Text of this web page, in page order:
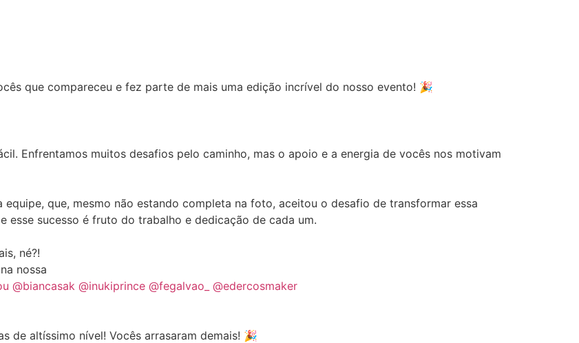
que compareceu e fez parte de mais uma edição incrível do nosso evento! 🎉
Enfrentamos muitos desafios pelo caminho, mas o apoio e a energia de vocês nos motivam
que, mesmo não estando completa na foto, aceitou o desafio de transformar essa
esse sucesso é fruto do trabalho e dedicação de cada um.
né?!
nossa
@biancasak @inukiprince @fegalvao_
@edercosmaker
de altíssimo nível! Vocês arrasaram demais! 🎉